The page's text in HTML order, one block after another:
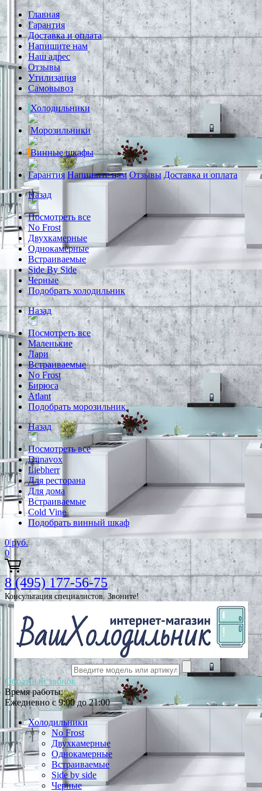
Главная
Гарантия
Доставка и оплата
Напишите нам
Наш адрес
Отзывы
Утилизация
Самовывоз
Холодильники
Морозильники
Винные шкафы
Гарантия Напишите нам Отзывы Доставка и оплата
Назад
Посмотреть все
No Frost
Двухкамерные
Однокамерные
Встраиваемые
Side By Side
Черные
Подобрать холодильник
Назад
Посмотреть все
Маленькие
Лари
Встраиваемые
No Frost
Бирюса
Atlant
Подобрать морозильник
Назад
Посмотреть все
Dunavox
Liebherr
Для ресторана
Для дома
Встраиваемые
Cold Vine
Подобрать винный шкаф
0 руб.
0
8 (495) 177-56-75
Консультация специалистов. Звоните!
Обратный звонок
Время работы:
Ежедневно с 9:00 до 21:00
Холодильники
No Frost
Двухкамерные
Однокамерные
Встраиваемые
Side by side
Черные